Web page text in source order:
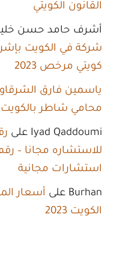
القانون الكويتي
أشرف حامد حسن
شركة في الكويت
كويتي مرخص 2023
ياسمين فارق
محامي شاطر
Iyad Qaddoumi على
للاستشاره مجانا –
استشارات مجانية
Burhan على أسعار
الكويت 2023